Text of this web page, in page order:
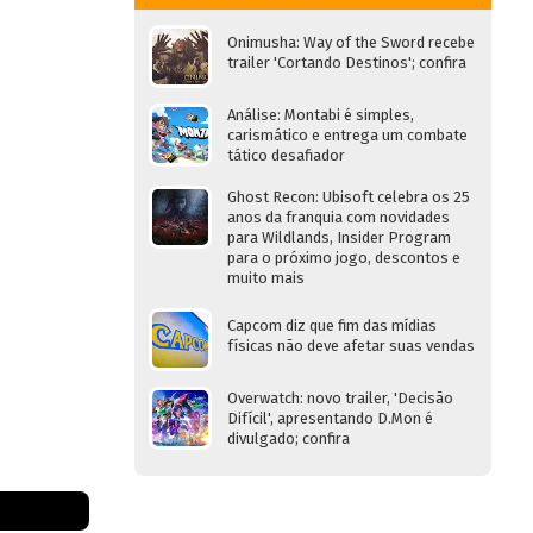
Onimusha: Way of the Sword recebe
trailer 'Cortando Destinos'; confira
Análise: Montabi é simples,
carismático e entrega um combate
tático desafiador
Ghost Recon: Ubisoft celebra os 25
anos da franquia com novidades
para Wildlands, Insider Program
para o próximo jogo, descontos e
muito mais
Capcom diz que fim das mídias
físicas não deve afetar suas vendas
Overwatch: novo trailer, 'Decisão
Difícil', apresentando D.Mon é
divulgado; confira